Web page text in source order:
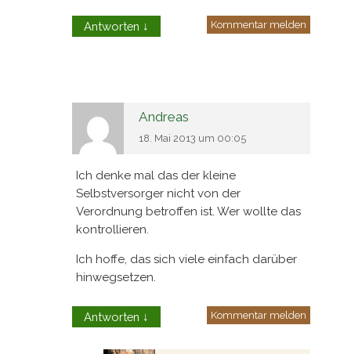
Antworten ↓ Kommentar melden
Andreas
18. Mai 2013 um 00:05
Ich denke mal das der kleine
Selbstversorger nicht von der
Verordnung betroffen ist. Wer wollte das
kontrollieren.
Ich hoffe, das sich viele einfach darüber
hinwegsetzen.
Antworten ↓ Kommentar melden